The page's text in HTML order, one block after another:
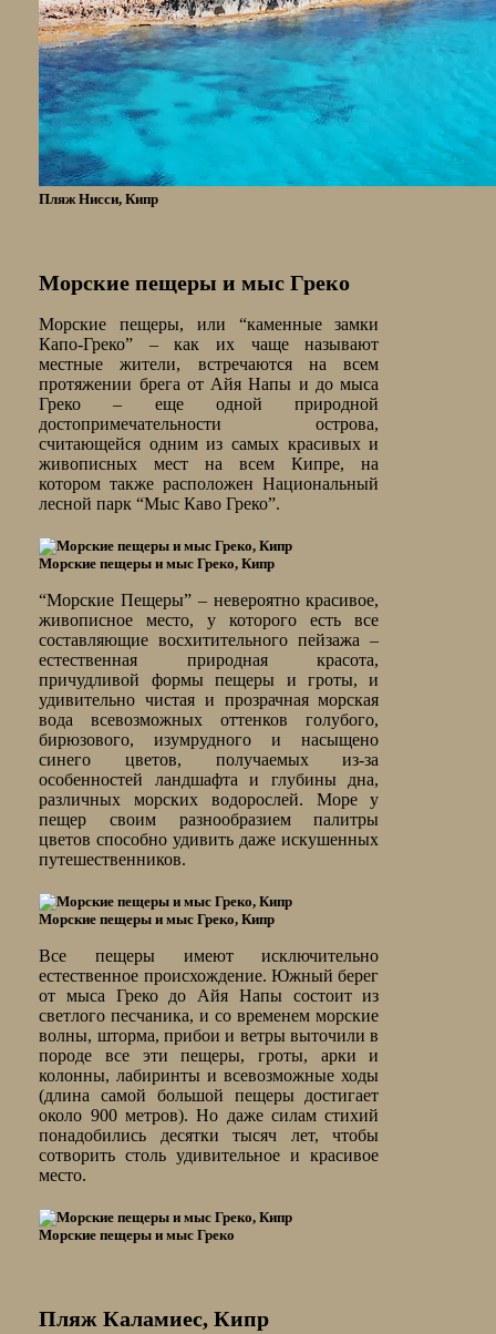
Пляж Нисси, Кипр
Морские пещеры и мыс Греко
Морские пещеры, или “каменные замки
Капо-Греко” – как их чаще называют
местные жители, встречаются на всем
протяжении брега от Айя Напы и до мыса
Греко – еще одной природной
достопримечательности острова,
считающейся одним из самых красивых и
живописных мест на всем Кипре, на
котором также расположен Национальный
лесной парк “Мыс Каво Греко”.
Морские пещеры и мыс Греко, Кипр
“Морские Пещеры” – невероятно красивое,
живописное место, у которого есть все
составляющие восхитительного пейзажа –
естественная природная красота,
причудливой формы пещеры и гроты, и
удивительно чистая и прозрачная морская
вода всевозможных оттенков голубого,
бирюзового, изумрудного и насыщено
синего цветов, получаемых из-за
особенностей ландшафта и глубины дна,
различных морских водорослей. Море у
пещер своим разнообразием палитры
цветов способно удивить даже искушенных
путешественников.
Морские пещеры и мыс Греко, Кипр
Все пещеры имеют исключительно
естественное происхождение. Южный берег
от мыса Греко до Айя Напы состоит из
светлого песчаника, и со временем морские
волны, шторма, прибои и ветры выточили в
породе все эти пещеры, гроты, арки и
колонны, лабиринты и всевозможные ходы
(длина самой большой пещеры достигает
около 900 метров). Но даже силам стихий
понадобились десятки тысяч лет, чтобы
сотворить столь удивительное и красивое
место.
Морские пещеры и мыс Греко
Пляж Каламиес, Кипр